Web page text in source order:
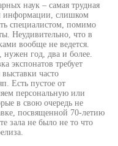
наук – самая трудная
информации, слишком
специалистом, помимо
Неудивительно, что в
вообще не ведется.
нужен год, два и более.
экспонатов требует
часто
Есть пустое от
персональную или
в свою очередь не
посвященной 70-летию
зала не было не то что